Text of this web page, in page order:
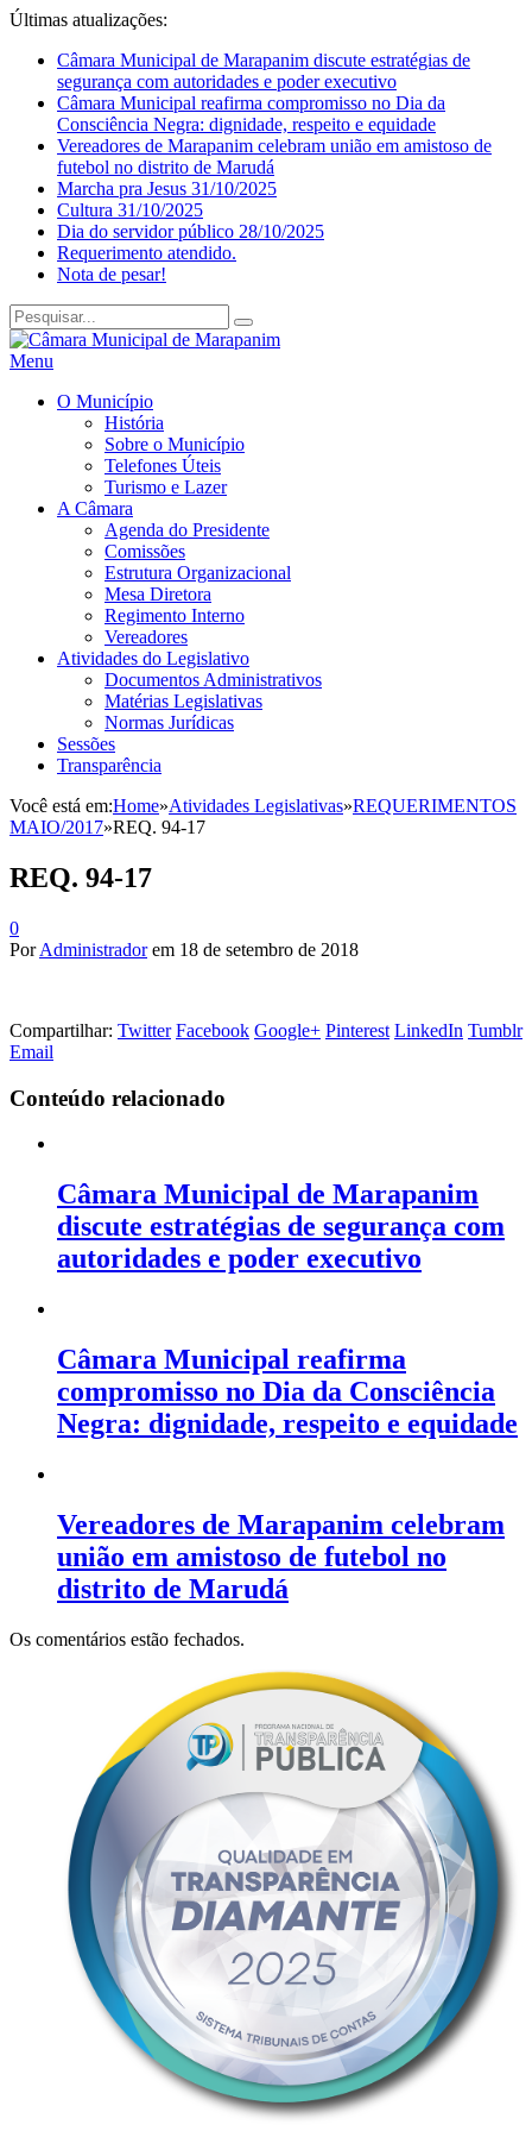
Últimas atualizações:
Câmara Municipal de Marapanim discute estratégias de
segurança com autoridades e poder executivo
Câmara Municipal reafirma compromisso no Dia da
Consciência Negra: dignidade, respeito e equidade
Vereadores de Marapanim celebram união em amistoso de
futebol no distrito de Marudá
Marcha pra Jesus 31/10/2025
Cultura 31/10/2025
Dia do servidor público 28/10/2025
Requerimento atendido.
Nota de pesar!
Menu
O Município
História
Sobre o Município
Telefones Úteis
Turismo e Lazer
A Câmara
Agenda do Presidente
Comissões
Estrutura Organizacional
Mesa Diretora
Regimento Interno
Vereadores
Atividades do Legislativo
Documentos Administrativos
Matérias Legislativas
Normas Jurídicas
Sessões
Transparência
Você está em:Home»Atividades Legislativas»REQUERIMENTOS
MAIO/2017»REQ. 94-17
REQ. 94-17
0
PorAdministrador em 18 de setembro de 2018
Compartilhar: Twitter Facebook Google+ Pinterest LinkedIn Tumblr
Email
Conteúdo relacionado
Câmara Municipal de Marapanim
discute estratégias de segurança com
autoridades e poder executivo
Câmara Municipal reafirma
compromisso no Dia da Consciência
Negra: dignidade, respeito e equidade
Vereadores de Marapanim celebram
união em amistoso de futebol no
distrito de Marudá
Os comentários estão fechados.